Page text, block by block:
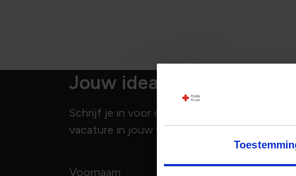
Jouw ideale vacature niet
Schrijf je in voor onze vacature alert en je
vacature in jouw vakgebied openen!
Voornaam